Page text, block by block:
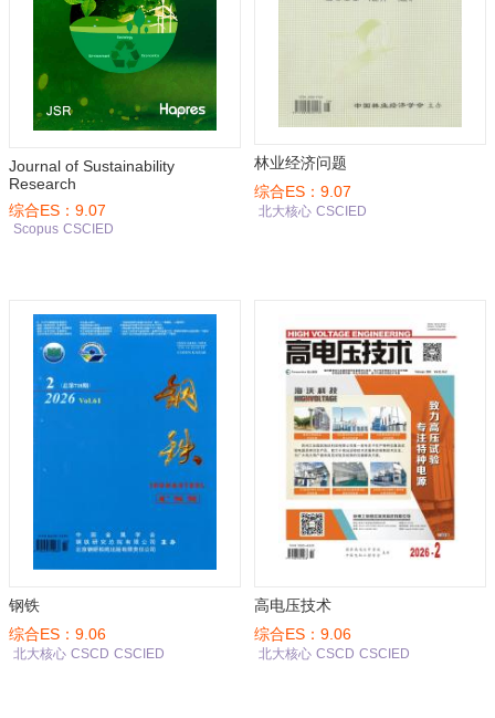
Journal of Sustainability
Research
综合ES：9.07
Scopus CSCIED
林业经济问题
综合ES：9.07
北大核心 CSCIED
钢铁
综合ES：9.06
北大核心 CSCD CSCIED
高电压技术
综合ES：9.06
北大核心 CSCD CSCIED